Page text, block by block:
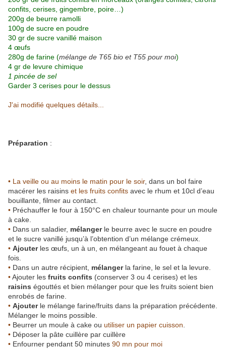
confits, cerises, gingembre, poire…)
200g de beurre ramolli
100g de sucre en poudre
30 gr de sucre vanillé maison
4 œufs
280g de farine (mélange de T65 bio et T55 pour moi)
4 gr de levure chimique
1 pincée de sel
Garder 3 cerises pour le dessus
J'ai modifié quelques détails...
Préparation :
• La veille ou au moins le matin pour le soir, dans un bol faire
macérer les raisins et les fruits confits avec le rhum et 10cl d’eau
bouillante, filmer au contact.
• Préchauffer le four à 150°C en chaleur tournante pour un moule
à cake.
• Dans un saladier, mélanger le beurre avec le sucre en poudre
et le sucre vanillé jusqu’à l’obtention d’un mélange crémeux.
• Ajouterles œufs, un à un, en mélangeant au fouet à chaque
fois.
• Dans un autre récipient, mélangerla farine, le sel et la levure.
•Ajouter les fruits confits (conserver 3 ou 4 cerises) et les
raisins égouttés et bien mélanger pour que les fruits soient bien
enrobés de farine.
• Ajouterle mélange farine/fruits dans la préparation précédente.
Mélanger le moins possible.
• Beurrer un moule à cake ou utiliser un papier cuisson
• Déposer la pâte cuillère par cuillère
• Enfourner pendant 50 minutes 90 mn pour moi